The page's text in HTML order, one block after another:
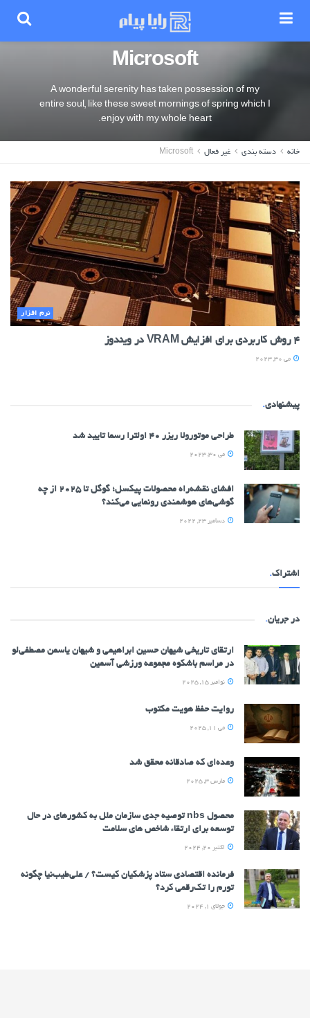
Microsoft
A wonderful serenity has taken possession of my
entire soul, like these sweet mornings of spring which I
enjoy with my whole heart.
خانه دسته بندی غیر فعال Microsoft
نرم افزار
۴ روش کاربردی برای افزایش VRAM در ویندوز
می 30, 2023
پیشنهادی.
طراحی موتورولا ریزر ۴۰ اولترا رسما تایید شد
می 30, 2023
افشای نقشه‌راه محصولات پیکسل؛ گوگل تا 2025 از چه
گوشی‌های هوشمندی رونمایی می‌کند؟
دسامبر 23, 2022
اشتراک.
در جریان.
ارتقای تاریخی شیهان حسین ابراهیمی و شیهان یاسمن مصطفی‌لو
در مراسم باشکوه مجموعه ورزشی آسمین
نوامبر 15, 2025
روایت حفظ هویت مکتوب
می 11, 2025
وعده‌ای که صادقانه محقق شد
مارس 3, 2025
محصول nbs توصیه جدی سازمان ملل به کشورهای در حال
توسعه برای ارتقاء شاخص های سلامت
اکتبر 20, 2024
فرمانده اقتصادی ستاد پزشکیان کیست؟ / علی‌طیب‌نیا چگونه
تورم را تک‌رقمی کرد؟
جولای 1, 2024